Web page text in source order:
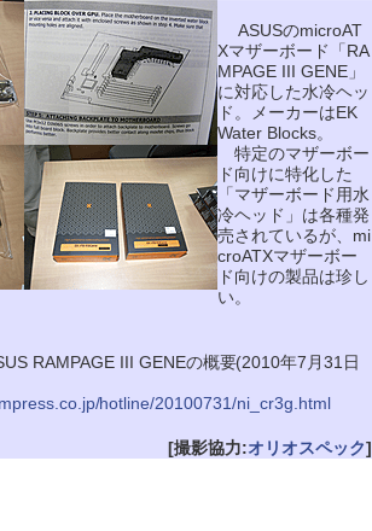
ASUSのmicroAT
Xマザーボード「RA
MPAGE III GENE」
に対応した水冷ヘッ
ド。メーカーはEK
Water Blocks。
特定のマザーボー
ド向けに特化した
「マザーボード用水
冷ヘッド」は各種発
売されているが、mi
croATXマザーボー
ド向けの製品は珍し
い。
RAMPAGE III GENEの概要(2010年7月31日
hotline/20100731/ni_cr3g.html
[撮影協力:オリオスペック]